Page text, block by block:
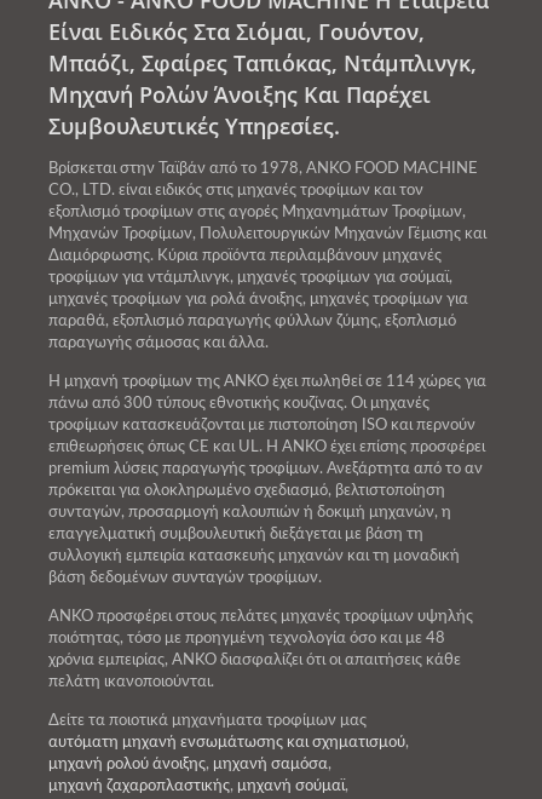
Είναι Ειδικός Στα Σιόμαι, Γουόντον,
Μπαόζι, Σφαίρες Ταπιόκας, Ντάμπλινγκ,
Μηχανή Ρολών Άνοιξης Και Παρέχει
Συμβουλευτικές Υπηρεσίες.
Βρίσκεται στην Ταϊβάν από το 1978, ANKO FOOD MACHINE
CO., LTD. είναι ειδικός στις μηχανές τροφίμων και τον
εξοπλισμό τροφίμων στις αγορές Μηχανημάτων Τροφίμων,
Μηχανών Τροφίμων, Πολυλειτουργικών Μηχανών Γέμισης και
Διαμόρφωσης. Κύρια προϊόντα περιλαμβάνουν μηχανές
τροφίμων για ντάμπλινγκ, μηχανές τροφίμων για σούμαϊ,
μηχανές τροφίμων για ρολά άνοιξης, μηχανές τροφίμων για
παραθά, εξοπλισμό παραγωγής φύλλων ζύμης, εξοπλισμό
παραγωγής σάμοσας και άλλα.
Η μηχανή τροφίμων της ANKO έχει πωληθεί σε 114 χώρες για
πάνω από 300 τύπους εθνοτικής κουζίνας. Οι μηχανές
τροφίμων κατασκευάζονται με πιστοποίηση ISO και περνούν
επιθεωρήσεις όπως CE και UL. Η ANKO έχει επίσης προσφέρει
premium λύσεις παραγωγής τροφίμων. Ανεξάρτητα από το αν
πρόκειται για ολοκληρωμένο σχεδιασμό, βελτιστοποίηση
συνταγών, προσαρμογή καλουπιών ή δοκιμή μηχανών, η
επαγγελματική συμβουλευτική διεξάγεται με βάση τη
συλλογική εμπειρία κατασκευής μηχανών και τη μοναδική
βάση δεδομένων συνταγών τροφίμων.
ANKO προσφέρει στους πελάτες μηχανές τροφίμων υψηλής
ποιότητας, τόσο με προηγμένη τεχνολογία όσο και με 48
χρόνια εμπειρίας, ANKO διασφαλίζει ότι οι απαιτήσεις κάθε
πελάτη ικανοποιούνται.
Δείτε τα ποιοτικά μηχανήματα τροφίμων μας
αυτόματη μηχανή ενσωμάτωσης και σχηματισμού,
μηχανή ρολού άνοιξης, μηχανή σαμόσα,
μηχανή ζαχαροπλαστικής, μηχανή σούμαϊ,